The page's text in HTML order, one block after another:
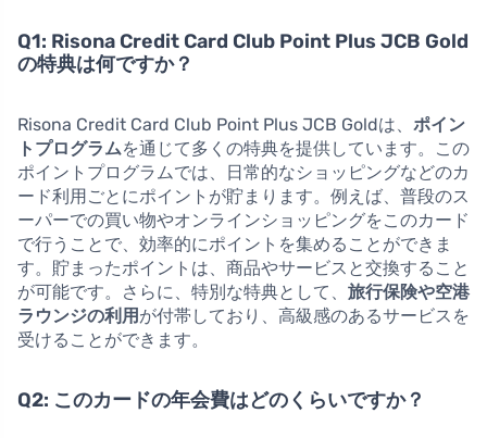
Q1: Risona Credit Card Club Point Plus JCB Gold
の特典は何ですか？
Risona Credit Card Club Point Plus JCB Goldは、 ポイン
トプログラムを通じて多くの特典を提供しています。この
ポイントプログラムでは、日常的なショッピングなどのカ
ード利用ごとにポイントが貯まります。例えば、普段のス
ーパーでの買い物やオンラインショッピングをこのカード
で行うことで、効率的にポイントを集めることができま
す。貯まったポイントは、商品やサービスと交換すること
が可能です。さらに、特別な特典として、 旅行保険や空港
ラウンジの利用 が付帯しており、高級感のあるサービスを
受けることができます。
Q2: このカードの年会費はどのくらいですか？